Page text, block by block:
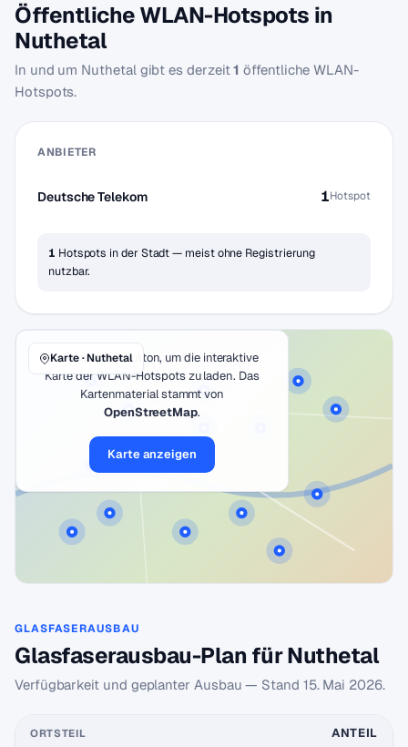
Öffentliche WLAN-Hotspots in
Nuthetal
In und um Nuthetal gibt es derzeit1 öffentliche WLAN-
Hotspots.
ANBIETER
Deutsche Telekom 1Hotspot
1 Hotspots in der Stadt — meist ohne Registrierung
nutzbar.
Klicke auf den Button, um die interaktive
Karte der WLAN-Hotspots zu laden. Das
Kartenmaterial stammt von
OpenStreetMap.
Karte anzeigen
Karte · Nuthetal
GLASFASERAUSBAU
Glasfaserausbau-Plan für Nuthetal
Verfügbarkeit und geplanter Ausbau — Stand 15. Mai 2026.
ORTSTEIL ANTEIL